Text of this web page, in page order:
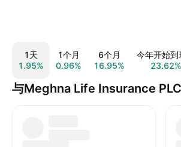
1天
1.95%
1个月
0.96%
6个月
16.95%
今年开始到
23.62%
与Meghna Life Insurance